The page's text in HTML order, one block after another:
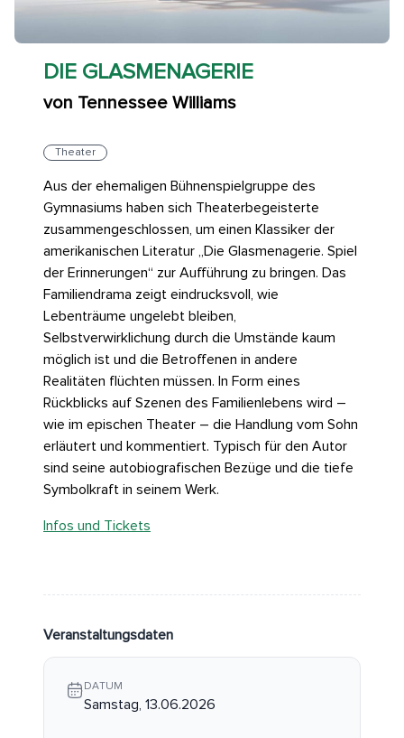
DIE GLASMENAGERIE
von Tennessee Williams
Theater
Aus der ehemaligen Bühnenspielgruppe des
Gymnasiums haben sich Theaterbegeisterte
zusammengeschlossen, um einen Klassiker der
amerikanischen Literatur „Die Glasmenagerie. Spiel
der Erinnerungen“ zur Aufführung zu bringen. Das
Familiendrama zeigt eindrucksvoll, wie
Lebenträume ungelebt bleiben,
Selbstverwirklichung durch die Umstände kaum
möglich ist und die Betroffenen in andere
Realitäten flüchten müssen. In Form eines
Rückblicks auf Szenen des Familienlebens wird –
wie im epischen Theater – die Handlung vom Sohn
erläutert und kommentiert. Typisch für den Autor
sind seine autobiografischen Bezüge und die tiefe
Symbolkraft in seinem Werk.
Infos und Tickets
Veranstaltungsdaten
DATUM
Samstag, 13.06.2026